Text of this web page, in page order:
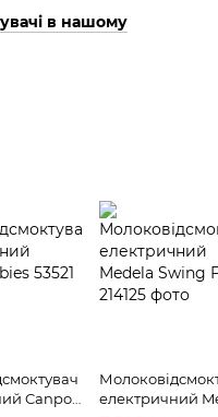
в нашому
Canpol
електричний